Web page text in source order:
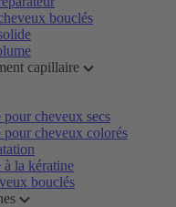
bouclés
capillaire
cheveux secs
cheveux colorés
la kératine
bouclés